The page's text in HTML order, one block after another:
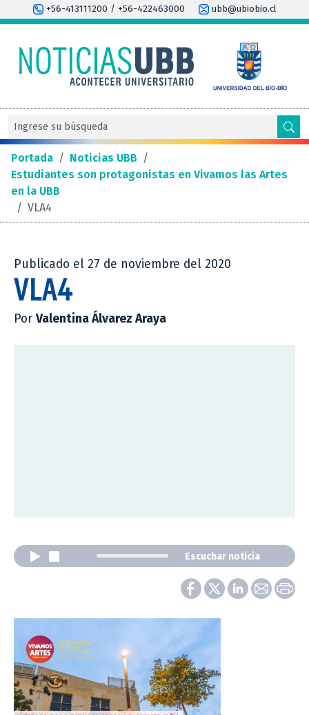
+56-413111200 / +56-422463000 ubb@ubiobio.cl
Portada / Noticias UBB /
Estudiantes son protagonistas en Vivamos las Artes
en la UBB
/ VLA4
Publicado el 27 de noviembre del 2020
VLA4
PorValentina Álvarez Araya
Escuchar noticia